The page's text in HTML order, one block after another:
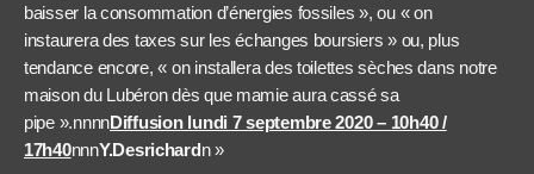
baisser la consommation d’énergies fossiles », ou « on
instaurera des taxes sur les échanges boursiers » ou, plus
tendance encore, « on installera des toilettes sèches dans notre
maison du Lubéron dès que mamie aura cassé sa
pipe ».nnnnDiffusion lundi 7 septembre 2020 – 10h40 /
17h40nnnY.Desrichardn »